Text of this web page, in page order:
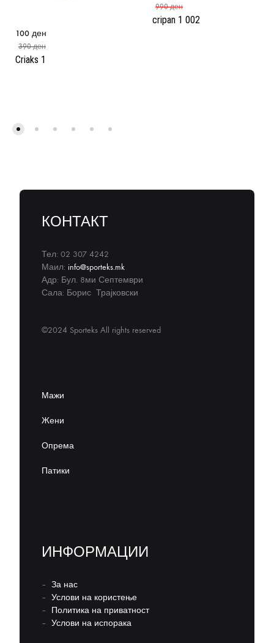
Criaks 1
100 ден
390ден
cripan 1 002
990ден
КОНТАКТ
Тел: 02 307 4242
Маил: info@sporteks.mk
Адр: Бул. 8ми Септември
Сала: Борис Трајковски
©2024 Sporteks All rights reserved
Мажи
Жени
Опрема
Патики
ИНФОРМАЦИИ
– За нас
– Услови на користење
– Политика на приватност
– Услови на испорака